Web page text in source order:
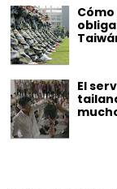
El